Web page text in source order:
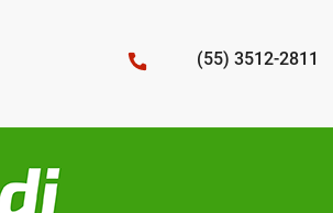
(55) 3512-2811